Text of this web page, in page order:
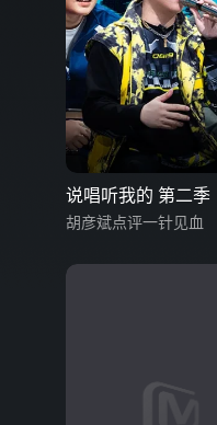
说唱听我的 第二季
胡彦斌点评一针见血